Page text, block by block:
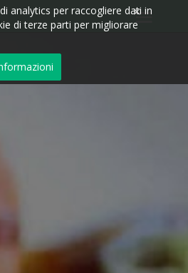
analytics per raccogliere dati in
di terze parti per migliorare